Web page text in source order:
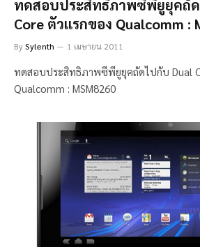
ทดสอบประสิทธิภาพซีพียูยุคถั
Core ตัวเเรกของ Qualcomm :
BySylenth 1 เมษายน 2011
ทดสอบประสิทธิภาพซีพียูยุคถัดไปกับ Dual
Qualcomm : MSM8260